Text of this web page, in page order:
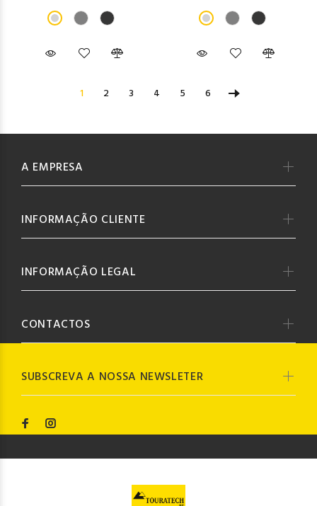
1 2 3 4 5 6
SUBSCREVA A NOSSA NEWSLETER
A EMPRESA
INFORMAÇÃO CLIENTE
INFORMAÇÃO LEGAL
CONTACTOS